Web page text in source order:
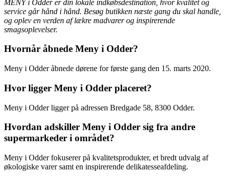
MENY i Odder er din lokale indkøbsdestination, hvor kvalitet og
service går hånd i hånd. Besøg butikken næste gang du skal handle,
og oplev en verden af lækre madvarer og inspirerende
smagsoplevelser.
Hvornår åbnede Meny i Odder?
Meny i Odder åbnede dørene for første gang den 15. marts 2020.
Hvor ligger Meny i Odder placeret?
Meny i Odder ligger på adressen Bredgade 58, 8300 Odder.
Hvordan adskiller Meny i Odder sig fra andre
supermarkeder i området?
Meny i Odder fokuserer på kvalitetsprodukter, et bredt udvalg af
økologiske varer samt en inspirerende delikatesseafdeling.